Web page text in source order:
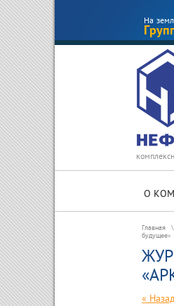
На
О
Главная \
будущее»
«